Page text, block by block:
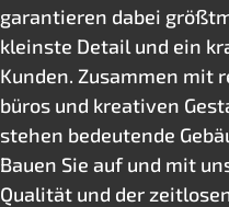
garan­tieren dabei
kleinste Detail und ein
Kunden. Zusammen
büros und kreativen
stehen bedeutende
Bauen Sie auf und mit
Qualität und der